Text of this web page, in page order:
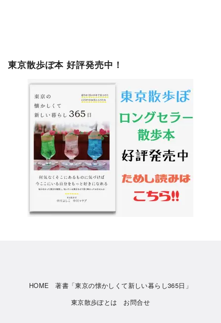
東京散歩ぽ本 好評発売中！
HOME
著書「東京の懐かしくて新しい暮らし365日」
東京散歩ぽとは
お問合せ